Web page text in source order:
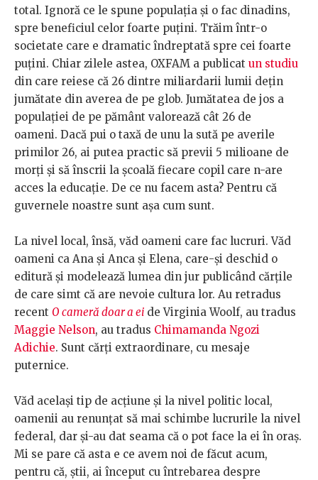
total. Ignoră ce le spune populația și o fac dinadins,
spre beneficiul celor foarte puțini. Trăim într-o
societate care e dramatic îndreptată spre cei foarte
puțini. Chiar zilele astea, OXFAM a publicat un studiu
din care reiese că 26 dintre miliardarii lumii dețin
jumătate din averea de pe glob. Jumătatea de jos a
populației de pe pământ valorează cât 26 de
oameni. Dacă pui o taxă de unu la sută pe averile
primilor 26, ai putea practic să previi 5 milioane de
morți și să înscrii la școală fiecare copil care n-are
acces la educație. De ce nu facem asta? Pentru că
guvernele noastre sunt așa cum sunt.
La nivel local, însă, văd oameni care fac lucruri. Văd
oameni ca Ana și Anca și Elena, care-și deschid o
editură și modelează lumea din jur publicând cărțile
de care simt că are nevoie cultura lor. Au retradus
recent O cameră doar a ei de Virginia Woolf, au tradus
Maggie Nelson, au tradus Chimamanda Ngozi
Adichie. Sunt cărți extraordinare, cu mesaje
puternice.
Văd același tip de acțiune și la nivel politic local,
oamenii au renunțat să mai schimbe lucrurile la nivel
federal, dar și-au dat seama că o pot face la ei în oraș.
Mi se pare că asta e ce avem noi de făcut acum,
pentru că, știi, ai început cu întrebarea despre